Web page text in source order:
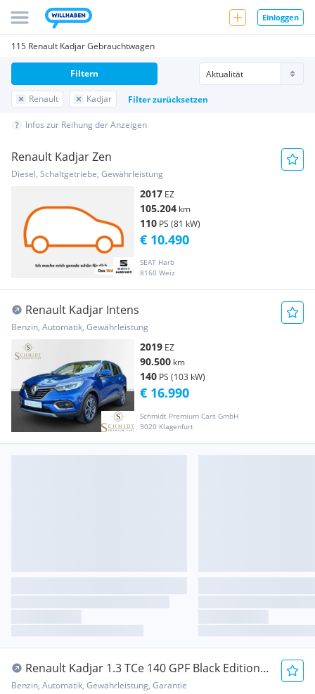
Einloggen
115 Renault Kadjar Gebrauchtwagen
Renault Kadjar Filter zurücksetzen
Filtern
Infos zur Reihung der Anzeigen
Renault Kadjar Zen
Diesel, Schaltgetriebe, Gewährleistung
2017 EZ
105.204 km
110 PS (81 kW)
SEAT Harb
8160 Weiz
€ 10.490
Renault Kadjar Intens
Benzin, Automatik, Gewährleistung
2019 EZ
90.500 km
140 PS (103 kW)
Schmidt Premium Cars GmbH
9020 Klagenfurt
€ 16.990
Renault Kadjar 1.3 TCe 140 GPF Black Edition
2xKlima AUT
Benzin, Automatik, Gewährleistung, Garantie